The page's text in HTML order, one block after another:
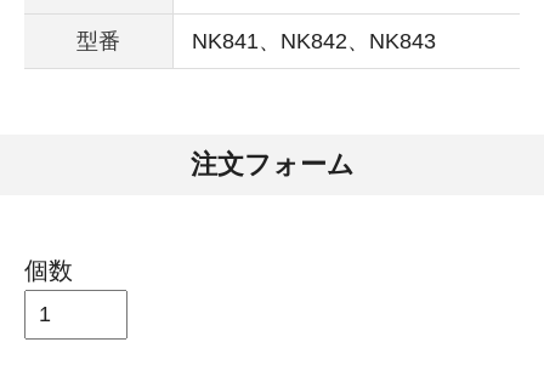
型番 NK841、NK842、NK843
注文フォーム
個数